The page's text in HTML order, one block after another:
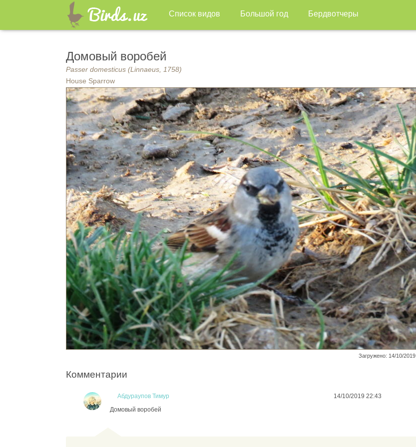
Список видов Большой год Бердвотчеры
Домовый воробей
Passer domesticus (Linnaeus, 1758)
House Sparrow
Загружено: 14/10/2019
Комментарии
Абдураупов Тимур
14/10/2019 22:43
Домовый воробей